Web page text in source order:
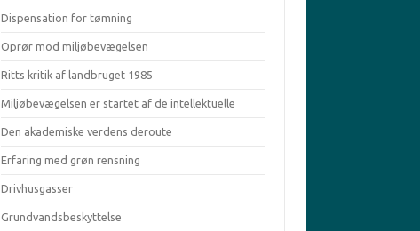
Dispensation for tømning
Oprør mod miljøbevægelsen
Ritts kritik af landbruget 1985
Miljøbevægelsen er startet af de intellektuelle
Den akademiske verdens deroute
Erfaring med grøn rensning
Drivhusgasser
Grundvandsbeskyttelse